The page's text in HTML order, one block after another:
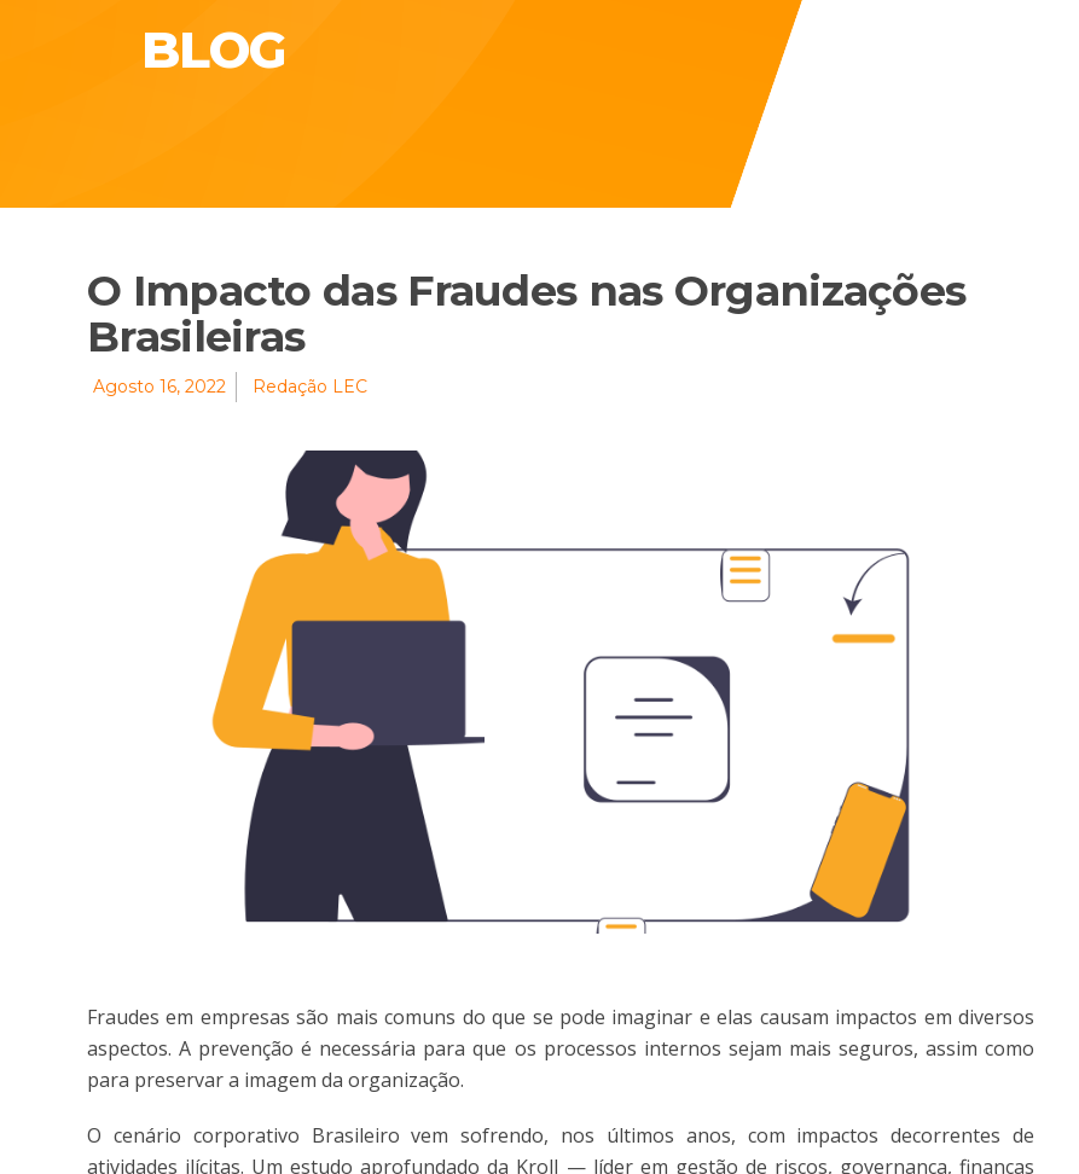
BLOG
O Impacto das Fraudes nas Organizações
Brasileiras
Agosto 16, 2022 Redação LEC
Fraudes em empresas são mais comuns do que se pode imaginar e elas causam impactos em diversos
aspectos. A prevenção é necessária para que os processos internos sejam mais seguros, assim como
para preservar a imagem da organização.
O cenário corporativo Brasileiro vem sofrendo, nos últimos anos, com impactos decorrentes de
atividades ilícitas. Um estudo aprofundado da Kroll — líder em gestão de riscos, governança, finanças